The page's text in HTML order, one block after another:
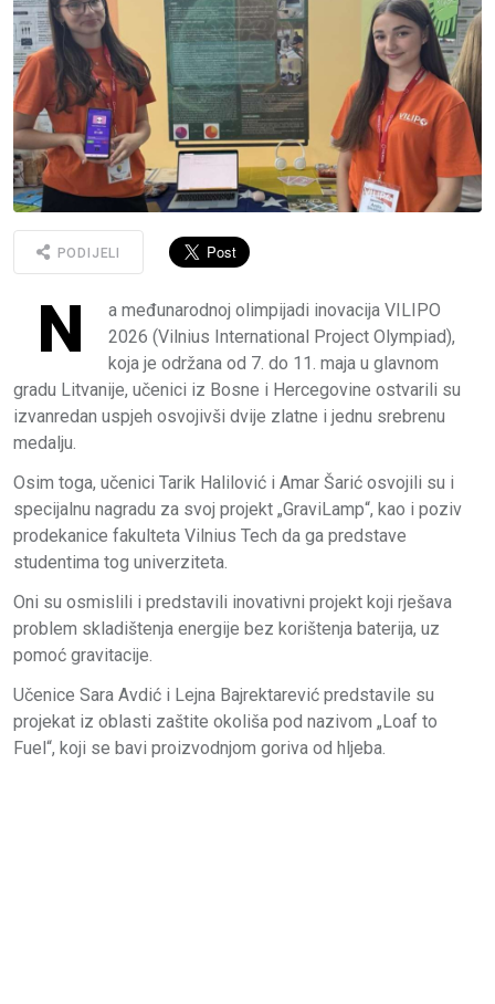
PODIJELI
N
a međunarodnoj olimpijadi inovacija VILIPO
2026 (Vilnius International Project Olympiad),
koja je održana od 7. do 11. maja u glavnom
gradu Litvanije, učenici iz Bosne i Hercegovine ostvarili su
izvanredan uspjeh osvojivši dvije zlatne i jednu srebrenu
medalju.
Osim toga, učenici Tarik Halilović i Amar Šarić osvojili su i
specijalnu nagradu za svoj projekt „GraviLamp“, kao i poziv
prodekanice fakulteta Vilnius Tech da ga predstave
studentima tog univerziteta.
Oni su osmislili i predstavili inovativni projekt koji rješava
problem skladištenja energije bez korištenja baterija, uz
pomoć gravitacije.
Učenice Sara Avdić i Lejna Bajrektarević predstavile su
projekat iz oblasti zaštite okoliša pod nazivom „Loaf to
Fuel“, koji se bavi proizvodnjom goriva od hljeba.